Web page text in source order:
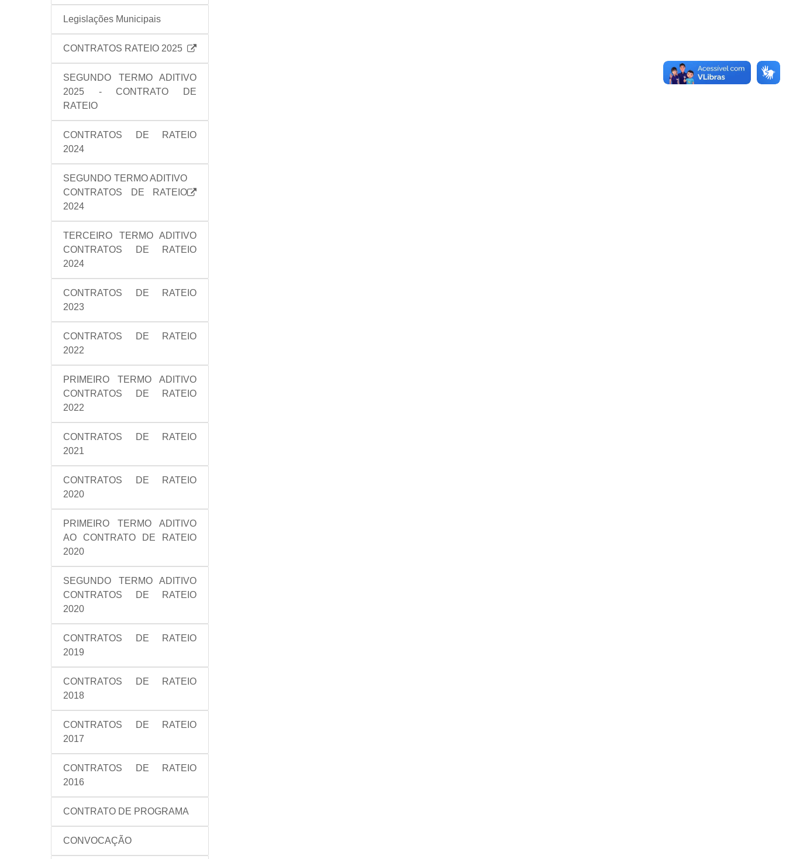
Legislações Municipais
CONTRATOS RATEIO 2025
SEGUNDO TERMO ADITIVO
2025 - CONTRATO DE
RATEIO
CONTRATOS DE RATEIO
2024
SEGUNDO TERMO ADITIVO
CONTRATOS DE RATEIO
2024
TERCEIRO TERMO ADITIVO
CONTRATOS DE RATEIO
2024
CONTRATOS DE RATEIO
2023
CONTRATOS DE RATEIO
2022
PRIMEIRO TERMO ADITIVO
CONTRATOS DE RATEIO
2022
CONTRATOS DE RATEIO
2021
CONTRATOS DE RATEIO
2020
PRIMEIRO TERMO ADITIVO
AO CONTRATO DE RATEIO
2020
SEGUNDO TERMO ADITIVO
CONTRATOS DE RATEIO
2020
CONTRATOS DE RATEIO
2019
CONTRATOS DE RATEIO
2018
CONTRATOS DE RATEIO
2017
CONTRATOS DE RATEIO
2016
CONTRATO DE PROGRAMA
CONVOCAÇÃO